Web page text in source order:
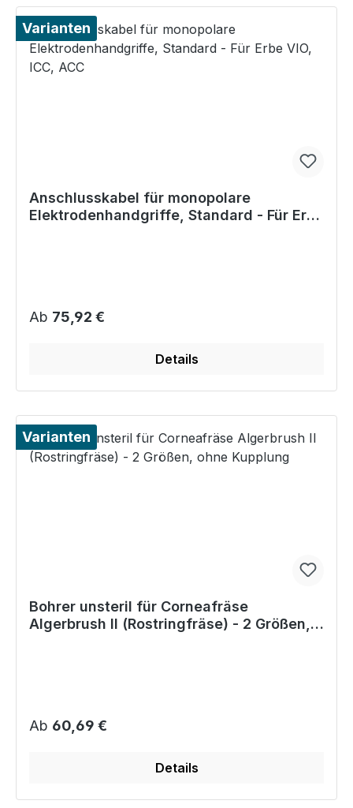
Varianten
Anschlusskabel für monopolare
Elektrodenhandgriffe, Standard - Für Erbe
Regulärer Preis:
Ab 75,92 €
Details
Varianten
Bohrer unsteril für Corneafräse
Algerbrush II (Rostringfräse) - 2 Größen,
Regulärer Preis:
Ab 60,69 €
Details